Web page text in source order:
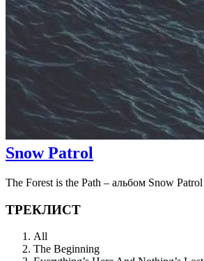
Snow Patrol
The Forest is the Path – альбом Snow Patrol
ТРЕКЛИСТ
All
The Beginning